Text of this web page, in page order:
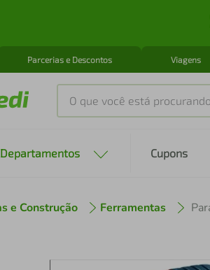
Parcerias e Descontos Viagens
O que você está procurando?
Cupons
e Construção Ferramentas
2º cafeteira